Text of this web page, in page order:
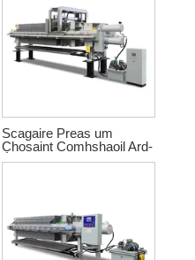
Scagaire Preas um
Chosaint Comhshaoil ​​Ard-
Éifeachtúlachta